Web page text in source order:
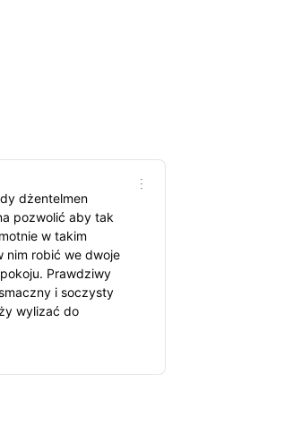
dżentelmen
pozwolić aby tak
w takim
nim robić we dwoje
Prawdziwy
i soczysty
wylizać do